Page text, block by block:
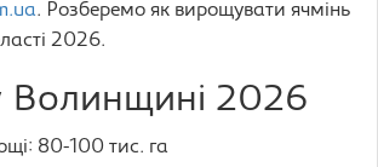
. Розберемо як вирощувати ячмінь
2026.
Волинщині 2026
80-100 тис. га